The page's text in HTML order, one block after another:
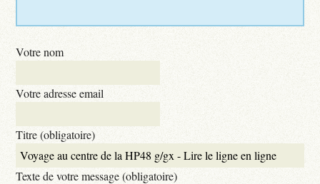
Votre nom
Votre adresse email
Titre (obligatoire)
Texte de votre message (obligatoire)